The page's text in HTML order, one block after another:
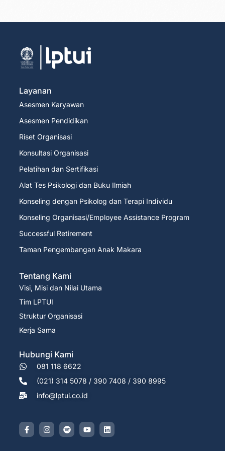
Layanan
Asesmen Karyawan
Asesmen Pendidikan
Riset Organisasi
Konsultasi Organisasi
Pelatihan dan Sertifikasi
Alat Tes Psikologi dan Buku Ilmiah
Konseling dengan Psikolog dan Terapi Individu
Konseling Organisasi/Employee Assistance Program
Successful Retirement
Taman Pengembangan Anak Makara
Tentang Kami
Visi, Misi dan Nilai Utama
Tim LPTUI
Struktur Organisasi
Kerja Sama
Hubungi Kami
081 118 6622
(021) 314 5078 / 390 7408 / 390 8995
info@lptui.co.id